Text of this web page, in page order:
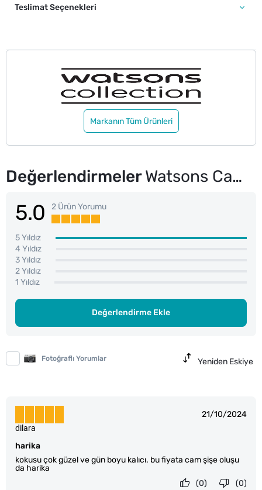
Teslimat Seçenekleri
Markanın Tüm Ürünleri
DeğerlendirmelerWatsons Cam Kolonya Buket 250 ml
5.0 2 Ürün Yorumu
5 Yıldız
4 Yıldız
3 Yıldız
2 Yıldız
1 Yıldız
Değerlendirme Ekle
Fotoğraflı Yorumlar Yeniden Eskiye
21/10/2024
harika
kokusu çok güzel ve gün boyu kalıcı. bu fiyata cam şişe oluşu
da harika
dilara
(0)
(0)